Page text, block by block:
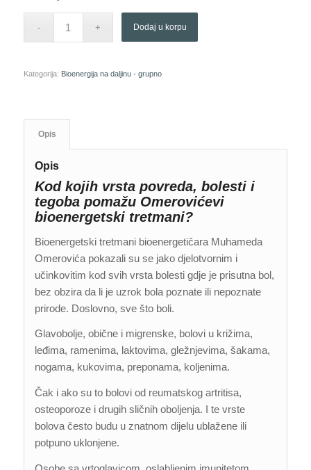
Dodaj u korpu
Kategorija: Bioenergija na daljinu - grupno
Opis
Opis
Kod kojih vrsta povreda, bolesti i
tegoba pomažu Omerovićevi
bioenergetski tretmani?
Bioenergetski tretmani bioenergetičara Muhameda
Omerovića pokazali su se jako djelotvornim i
učinkovitim kod svih vrsta bolesti gdje je prisutna bol,
bez obzira da li je uzrok bola poznate ili nepoznate
prirode. Doslovno, sve što boli.
Glavobolje, obične i migrenske, bolovi u križima,
leđima, ramenima, laktovima, gležnjevima, šakama,
nogama, kukovima, preponama, koljenima.
Čak i ako su to bolovi od reumatskog artritisa,
osteoporoze i drugih sličnih oboljenja. I te vrste
bolova često budu u znatnom dijelu ublažene ili
potpuno uklonjene.